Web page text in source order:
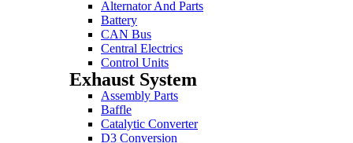
Alternator And Parts
Battery
CAN Bus
Central Electrics
Control Units
Exhaust System
Assembly Parts
Baffle
Catalytic Converter
D3 Conversion